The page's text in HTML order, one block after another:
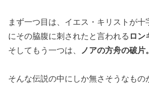
まず一つ目は、イエス・キリストが十
にその脇腹に刺されたと言われる ロン
そしてもう一つは、
ノアの方舟の破片。
そんな伝説の中にしか無さそうなもの